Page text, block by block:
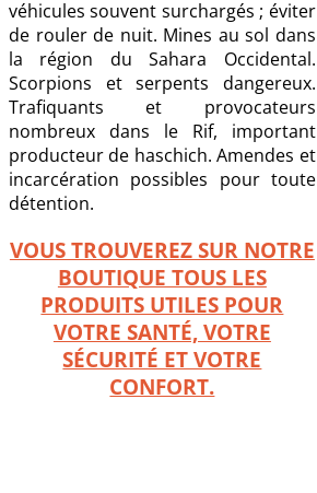
véhicules souvent surchargés ; éviter
de rouler de nuit. Mines au sol dans
la région du Sahara Occidental.
Scorpions et serpents dangereux.
Trafiquants et provocateurs
nombreux dans le Rif, important
producteur de haschich. Amendes et
incarcération possibles pour toute
détention.
VOUS TROUVEREZ SUR NOTRE
BOUTIQUE TOUS LES
PRODUITS UTILES POUR
VOTRE SANTÉ, VOTRE
SÉCURITÉ ET VOTRE
CONFORT.